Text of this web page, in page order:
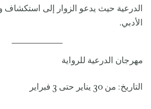
الدرعية حيث يدعو الزوار إلى
الأدبي.
مهرجان الدرعية للرواية
التاريخ: من 30 يناير حتى 3 فبراير